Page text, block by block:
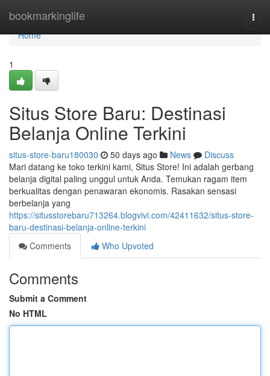
bookmarkinglife
Home
Home
1
Situs Store Baru: Destinasi
Belanja Online Terkini
situs-store-baru180030 50 days ago News
Discuss
Mari datang ke toko terkini kami, Situs Store! Ini adalah gerbang
belanja digital paling unggul untuk Anda. Temukan ragam item
berkualitas dengan penawaran ekonomis. Rasakan sensasi
berbelanja yang
https://situsstorebaru713264.blogvivi.com/42411632/situs-store-
baru-destinasi-belanja-online-terkini
Comments
Who Upvoted
Comments
Submit a Comment
No HTML